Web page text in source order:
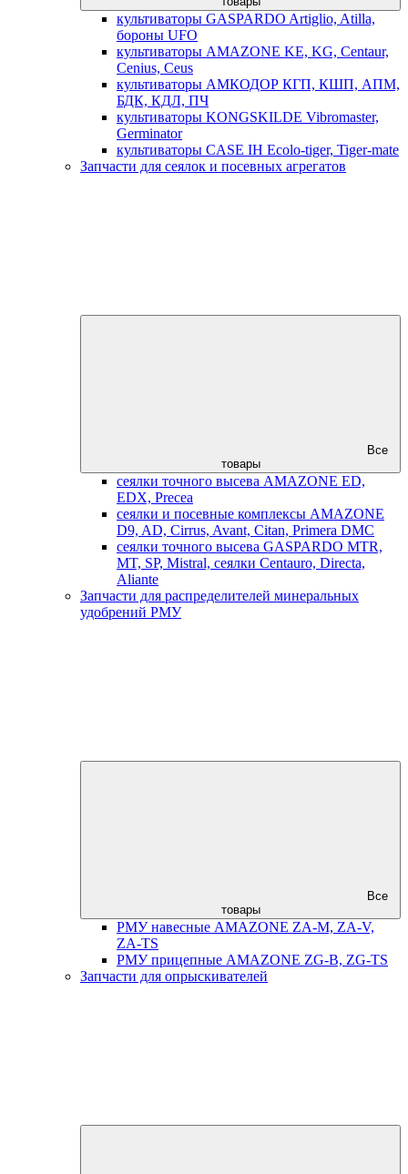
культиваторы GASPARDO Artiglio, Atilla,
бороны UFO
культиваторы AMAZONE KE, KG, Centaur,
Cenius, Ceus
культиваторы АМКОДОР КГП, КШП, АПМ,
БДК, КДЛ, ПЧ
культиваторы KONGSKILDE Vibromaster,
Germinator
культиваторы CASE IH Ecolo-tiger, Tiger-mate
Запчасти для сеялок и посевных агрегатов
Все
товары
сеялки точного высева AMAZONE ED,
EDX, Precea
сеялки и посевные комплексы AMAZONE
D9, AD, Cirrus, Avant, Citan, Primera DMC
сеялки точного высева GASPARDO MTR,
MT, SP, Mistral, сеялки Centauro, Directa,
Aliante
Запчасти для распределителей минеральных
удобрений РМУ
Все
товары
РМУ навесные AMAZONE ZA-M, ZA-V,
ZA-TS
РМУ прицепные AMAZONE ZG-B, ZG-TS
Запчасти для опрыскивателей